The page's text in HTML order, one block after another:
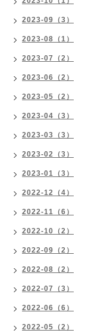
2023-09（3）
2023-08（1）
2023-07（2）
2023-06（2）
2023-05（2）
2023-04（3）
2023-03（3）
2023-02（3）
2023-01（3）
2022-12（4）
2022-11（6）
2022-10（2）
2022-09（2）
2022-08（2）
2022-07（3）
2022-06（6）
2022-05（2）